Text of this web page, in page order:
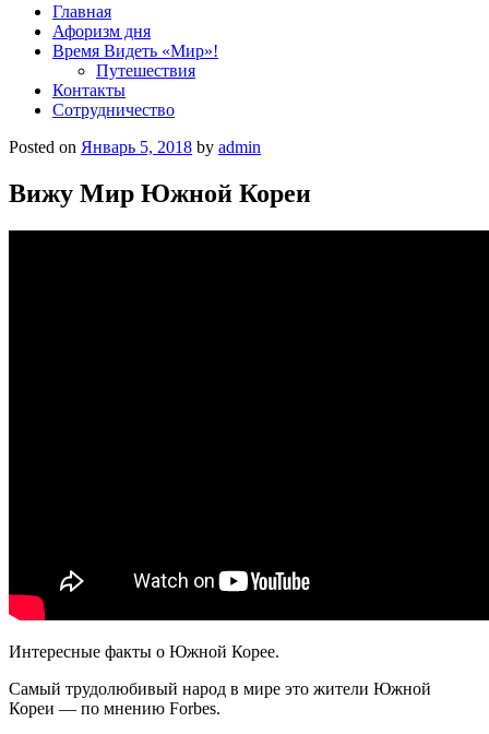
Главная
Афоризм дня
Время Видеть «Мир»!
Путешествия
Контакты
Сотрудничество
Posted on Январь 5, 2018 by admin
Вижу Мир Южной Кореи
Интересные факты о Южной Корее.
Самый трудолюбивый народ в мире это жители Южной
Кореи — по мнению Forbеs.